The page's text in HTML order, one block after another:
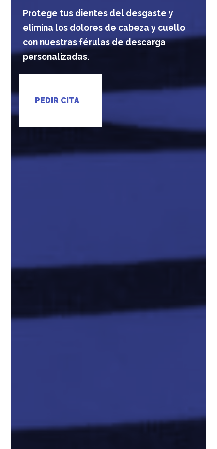
Protege tus dientes del desgaste y
elimina los dolores de cabeza y cuello
con nuestras férulas de descarga
personalizadas.
PEDIR CITA